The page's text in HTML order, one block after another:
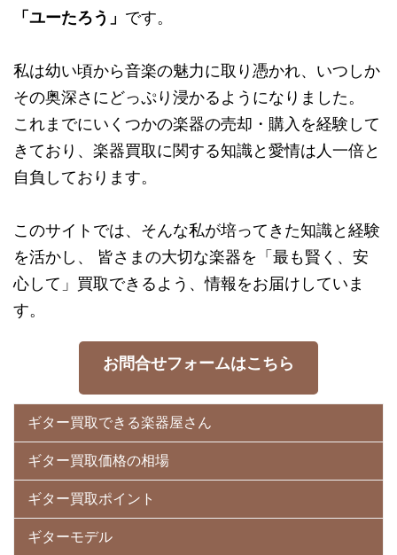
「ユーたろう」 です。
私は幼い頃から音楽の魅力に取り憑かれ、いつしか
その奥深さにどっぷり浸かるようになりました。
これまでにいくつかの楽器の売却・購入を経験して
きており、楽器買取に関する知識と愛情は人一倍と
自負しております。
このサイトでは、そんな私が培ってきた知識と経験
を活かし、 皆さまの大切な楽器を「最も賢く、安
心して」買取できるよう、情報をお届けしていま
す。
お問合せフォームはこちら
ギター買取できる楽器屋さん
ギター買取価格の相場
ギター買取ポイント
ギターモデル